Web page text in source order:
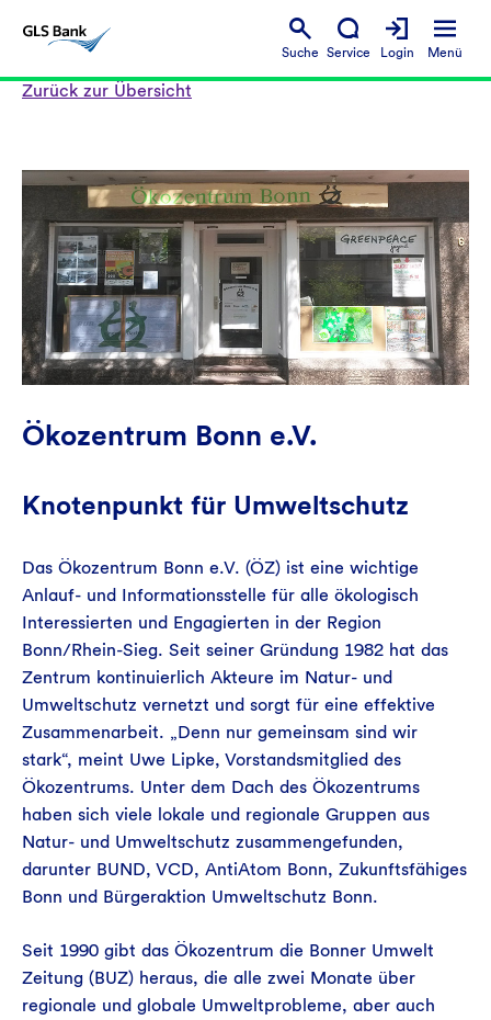
Suche Service Login Menü
Zurück zur Übersicht
Ökozentrum Bonn e.V.
Knotenpunkt für Umweltschutz
Das Ökozentrum Bonn e.V. (ÖZ) ist eine wichtige
Anlauf- und Informationsstelle für alle ökologisch
Interessierten und Engagierten in der Region
Bonn/Rhein-Sieg. Seit seiner Gründung 1982 hat das
Zentrum kontinuierlich Akteure im Natur- und
Umweltschutz vernetzt und sorgt für eine effektive
Zusammenarbeit. „Denn nur gemeinsam sind wir
stark“, meint Uwe Lipke, Vorstandsmitglied des
Ökozentrums. Unter dem Dach des Ökozentrums
haben sich viele lokale und regionale Gruppen aus
Natur- und Umweltschutz zusammengefunden,
darunter BUND, VCD, AntiAtom Bonn, Zukunftsfähiges
Bonn und Bürgeraktion Umweltschutz Bonn.
Seit 1990 gibt das Ökozentrum die Bonner Umwelt
Zeitung (BUZ) heraus, die alle zwei Monate über
regionale und globale Umweltprobleme, aber auch